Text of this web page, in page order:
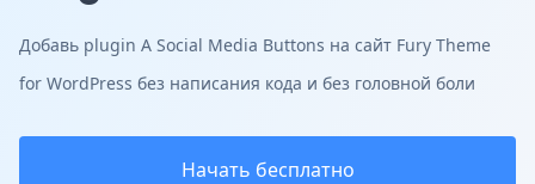
Добавь plugin A Social Media Buttons на сайт Fury Theme
for WordPress без написания кода и без головной боли
Начать бесплатно